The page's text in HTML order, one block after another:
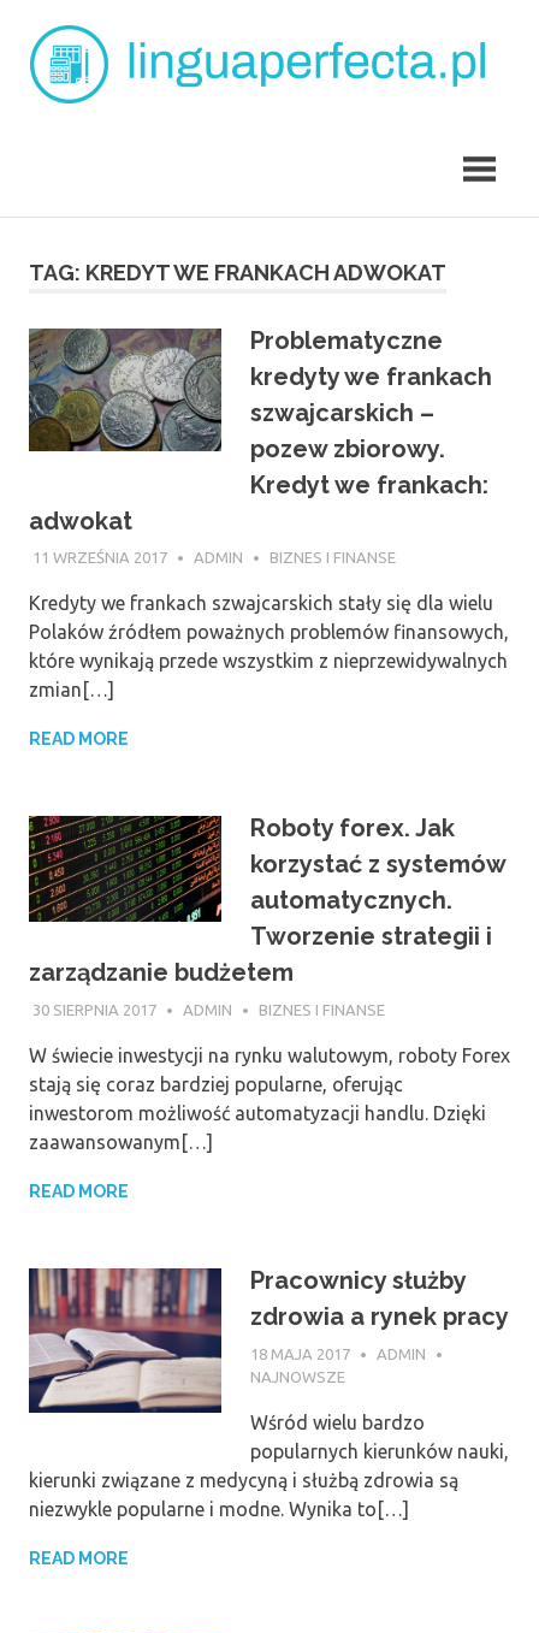
content
TAG: KREDYT WE FRANKACH ADWOKAT
Problematyczne
kredyty we frankach
szwajcarskich –
pozew zbiorowy.
Kredyt we frankach:
adwokat
11 WRZEŚNIA 2017 ADMIN BIZNES I FINANSE
Kredyty we frankach szwajcarskich stały się dla wielu
Polaków źródłem poważnych problemów finansowych,
które wynikają przede wszystkim z nieprzewidywalnych
zmian[…]
READ MORE
Roboty forex. Jak
korzystać z systemów
automatycznych.
Tworzenie strategii i
zarządzanie budżetem
30 SIERPNIA 2017 ADMIN BIZNES I FINANSE
W świecie inwestycji na rynku walutowym, roboty Forex
stają się coraz bardziej popularne, oferując
inwestorom możliwość automatyzacji handlu. Dzięki
zaawansowanym[…]
READ MORE
Pracownicy służby
zdrowia a rynek pracy
18 MAJA 2017
ADMIN
NAJNOWSZE
Wśród wielu bardzo
popularnych kierunków nauki,
kierunki związane z medycyną i służbą zdrowia są
niezwykle popularne i modne. Wynika to[…]
READ MORE